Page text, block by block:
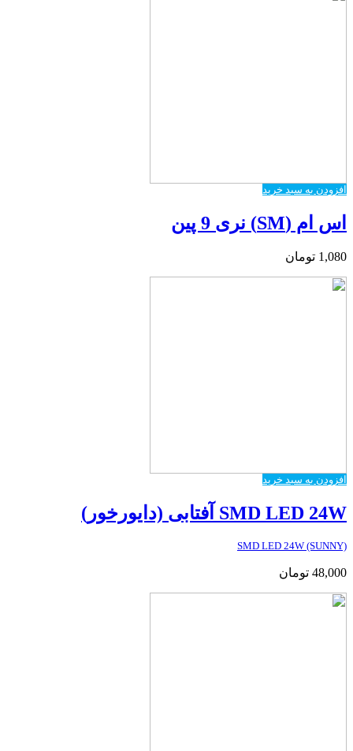
افزودن به سبد خرید
اس ام (SM) نری 9 پین
1,080 تومان
افزودن به سبد خرید
SMD LED 24W آفتابی (دایورخور)
SMD LED 24W (SUNNY)
48,000 تومان